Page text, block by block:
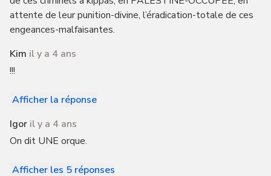
attente de leur punition-divine, l’éradication-totale de ces
engeances-malfaisantes.
Kim il y a 4 ans
!!!
Afficher la réponse
Igor il y a 4 ans
On dit UNE orque.
Afficher les 5 réponses